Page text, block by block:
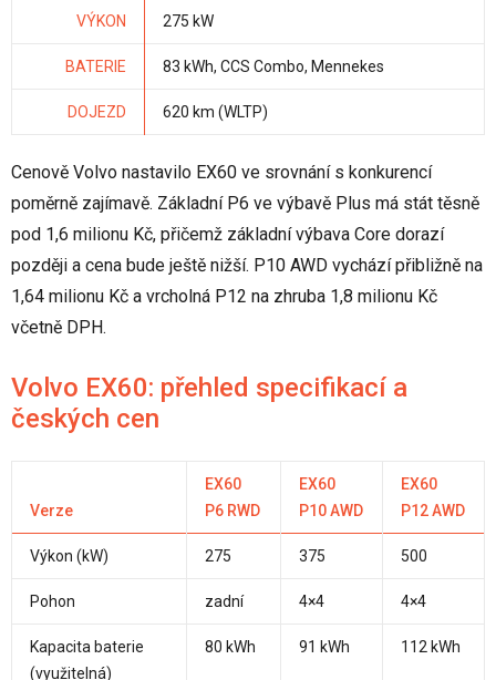
VÝKON 275 kW
BATERIE 83 kWh, CCS Combo, Mennekes
DOJEZD 620 km (WLTP)
Cenově Volvo nastavilo EX60 ve srovnání s konkurencí
poměrně zajímavě. Základní P6 ve výbavě Plus má stát těsně
pod 1,6 milionu Kč, přičemž základní výbava Core dorazí
později a cena bude ještě nižší. P10 AWD vychází přibližně na
1,64 milionu Kč a vrcholná P12 na zhruba 1,8 milionu Kč
včetně DPH.
Volvo EX60: přehled specifikací a
českých cen
Verze
EX60
P6 RWD
EX60
P10 AWD
EX60
P12 AWD
Výkon (kW) 275 375 500
Pohon zadní 4×4 4×4
Kapacita baterie
(využitelná)
80 kWh 91 kWh 112 kWh